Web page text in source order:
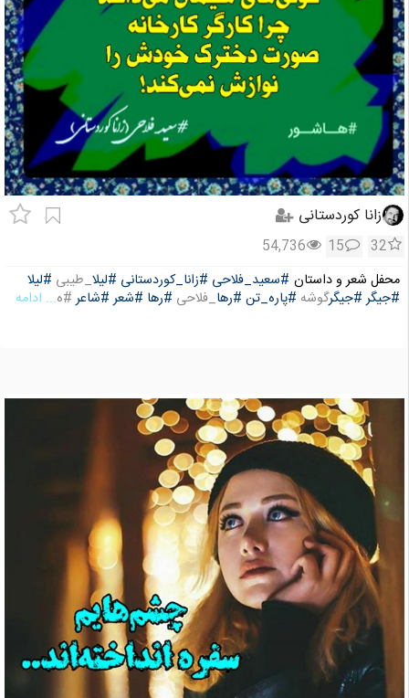
زانا کوردستانی
32
15
54,736
محفل شعر و داستان #سعید_فلاحی #زانا_کوردستانی #لیلا_طیبی #لیلا
#جیگر #جیگرگوشه #پاره_تن #رها_فلاحی #رها #شعر #شاعر#ه... ادامه